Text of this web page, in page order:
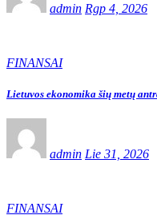
admin Rgp 4, 2026
FINANSAI
Lietuvos ekonomika šių metų
admin Lie 31, 2026
FINANSAI